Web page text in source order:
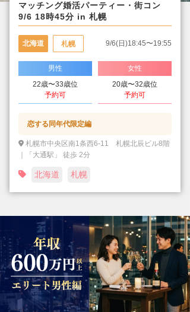
マッチング婚活パーティー・街コン
9/6 18時45分 in 札幌
北海道 札幌 9/6(日)18:45〜19:55
男性
22歳〜33歳位
予約可
女性
20歳〜32歳位
予約可
恋する同年代限定編
札幌市中央区南1条西6-11 札幌北辰ビル8階
｜「大通駅」 徒歩 2分
北海道 札幌